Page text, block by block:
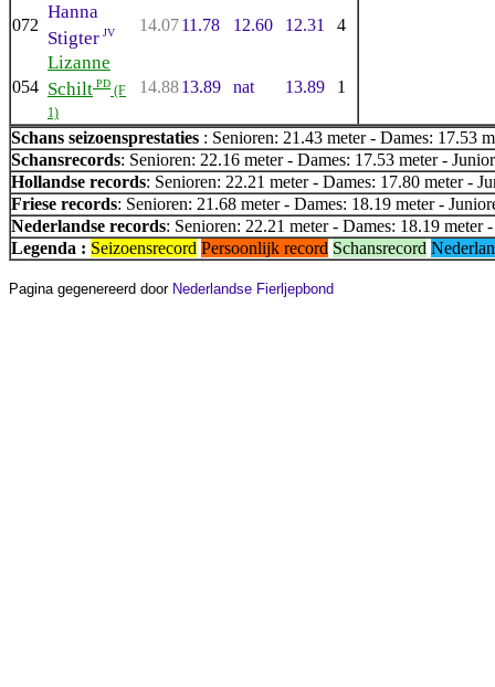
072
Hanna
Stigter JV 14.0711.78 12.60 12.31 4
054
Lizanne
Schilt PD
(F
1)
14.8813.89 nat 13.89 1
Schans seizoensprestaties : Senioren: 21.43 meter - Dames: 17.53
Schansrecords: Senioren: 22.16 meter - Dames: 17.53 meter -
Hollandse records: Senioren: 22.21 meter - Dames: 17.80 meter -
Friese records: Senioren: 21.68 meter - Dames: 18.19 meter -
Nederlandse records: Senioren: 22.21 meter - Dames: 18.19 meter
Legenda : Seizoensrecord Persoonlijk record Schansrecord
Pagina gegenereerd door Nederlandse Fierljepbond